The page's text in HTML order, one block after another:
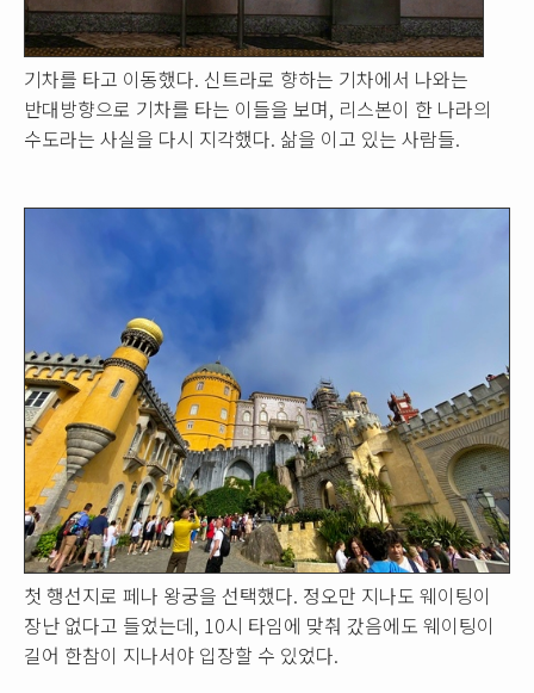
기차를 타고 이동했다. 신트라로 향하는 기차에서 나와는
반대방향으로 기차를 타는 이들을 보며, 리스본이 한 나라의
수도라는 사실을 다시 지각했다. 삶을 이고 있는 사람들.
첫 행선지로 페나 왕궁을 선택했다. 정오만 지나도 웨이팅이
장난 없다고 들었는데, 10시 타임에 맞춰 갔음에도 웨이팅이
길어 한참이 지나서야 입장할 수 있었다.